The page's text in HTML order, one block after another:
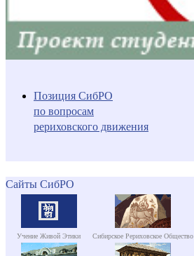
Позиция СибРО
по вопросам
рериховского движения
Сайты СибРО
Учение Живой Этики Сибирское Рериховское Общество